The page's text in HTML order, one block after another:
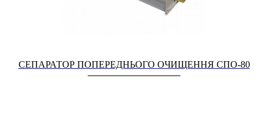
СЕПАРАТОР ПОПЕРЕДНЬОГО ОЧИЩЕННЯ СПО-80